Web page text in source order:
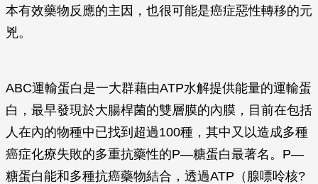
本有效藥物反應的主因，也很可能是癌症惡性轉移的元
兇。
ABC運輸蛋白是一大群藉由ATP水解提供能量的運輸蛋
白，最早發現於大腸桿菌的雙層膜的內膜，目前在包括
人在內的物種中已找到超過100種，其中又以造成多種
癌症化療失敗的多重抗藥性的P—糖蛋白最著名。P—
糖蛋白能和多種抗癌藥物結合，透過ATP（腺嘌呤核?